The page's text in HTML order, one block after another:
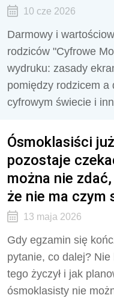
10 cze 2026
Darmowy i
rodziców "Cyfrowe
wydruku: zasady
pomiędzy rodzicem a
cyfrowym świecie i
Ósmoklasiści
pozostaje
można nie
że nie ma czym
13 maja 2026
Gdy egzamin się
pytanie, co dalej? Nie
tego życzył i jak
ósmoklasisty nie